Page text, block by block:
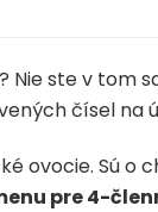
ste v tom
čísel na
ovocie. Sú o
pre 4-